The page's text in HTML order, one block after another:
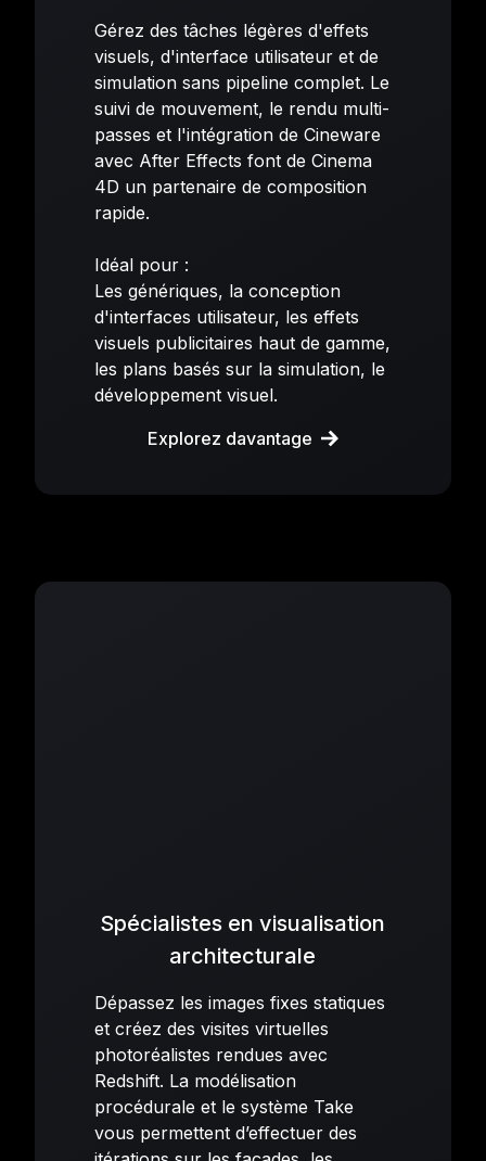
Gérez des tâches légères d'effets
visuels, d'interface utilisateur et de
simulation sans pipeline complet. Le
suivi de mouvement, le rendu multi-
passes et l'intégration de Cineware
avec After Effects font de Cinema
4D un partenaire de composition
rapide.
Idéal pour :
Les génériques, la conception
d'interfaces utilisateur, les effets
visuels publicitaires haut de gamme,
les plans basés sur la simulation, le
développement visuel.
Explorez davantage
Spécialistes en visualisation
architecturale
Dépassez les images fixes statiques
et créez des visites virtuelles
photoréalistes rendues avec
Redshift. La modélisation
procédurale et le système Take
vous permettent d’effectuer des